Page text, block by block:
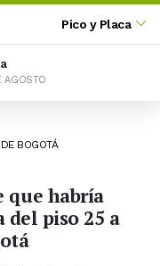
Pico y Placa
AGOSTO
BOGOTÁ
que habría
del piso 25 a